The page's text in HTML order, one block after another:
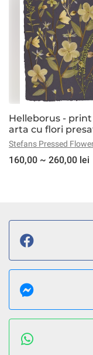
Helleborus - print
arta cu flori
Stefans Pressed
160,00 ~ 260,00 lei